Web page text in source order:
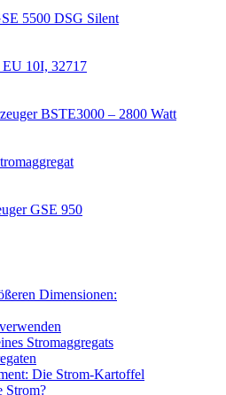
5500 DSG Silent
EU 10I, 32717
BSTE3000 – 2800 Watt
GSE 950
Dimensionen:
Stromaggregats
Die Strom-Kartoffel
Strom?